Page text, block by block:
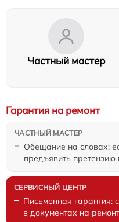
Частный мастер
Обещание на словах:
предъявить претензию
Гарантия на ремонт
Письменная гарантия:
в документах на ремонт